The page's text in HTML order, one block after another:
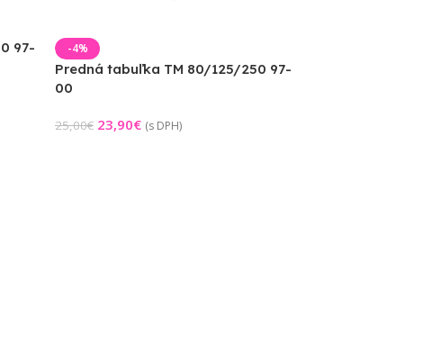
97-
-4%
Predná tabuľka TM 80/125/250 97-
00
25,00€ 23,90€ (s DPH)